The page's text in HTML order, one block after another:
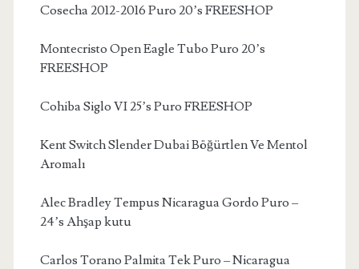
Cosecha 2012-2016 Puro 20’s FREESHOP
Montecristo Open Eagle Tubo Puro 20’s
FREESHOP
Cohiba Siglo VI 25’s Puro FREESHOP
Kent Switch Slender Dubai Böğürtlen Ve Mentol
Aromalı
Alec Bradley Tempus Nicaragua Gordo Puro –
24’s Ahşap kutu
Carlos Torano Palmita Tek Puro – Nicaragua